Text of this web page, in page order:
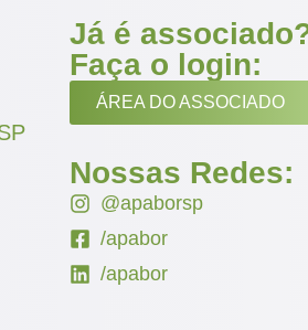
Já é
Faça o login:
ÁREA DO ASSOCIADO
Nossas Redes:
@apaborsp
/apabor
/apabor